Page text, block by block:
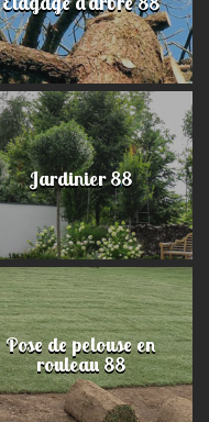
Jardinier 88
Pose de pelouse en
rouleau 88